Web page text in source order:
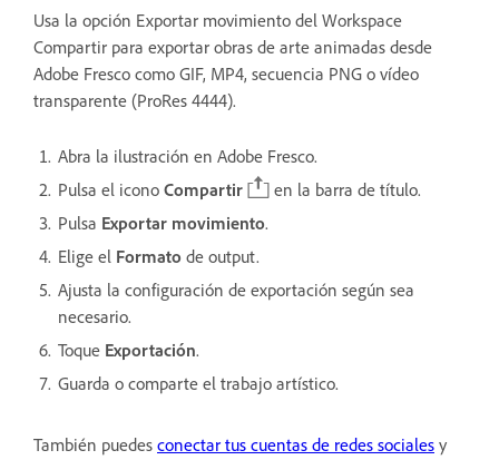
Usa la opción Exportar movimiento del Workspace
Compartir para exportar obras de arte animadas desde
Adobe Fresco como GIF, MP4, secuencia PNG o vídeo
transparente (ProRes 4444).
Abra la ilustración en Adobe Fresco.
Pulsa el icono Compartir
en la barra de título.
Pulsa Exportar movimiento.
Elige el Formato de output.
Ajusta la configuración de exportación según sea
necesario.
Toque Exportación.
Guarda o comparte el trabajo artístico.
También puedes conectar tus cuentas de redes sociales y